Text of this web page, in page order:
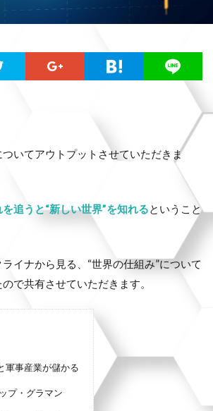
いてアウトプットさせていただきま
追うと“新しい世界”を知れる ということ
イナから見る、“世界の仕組み”について
で共有させていただきます。
軍事産業が儲かる
プ・グラマン